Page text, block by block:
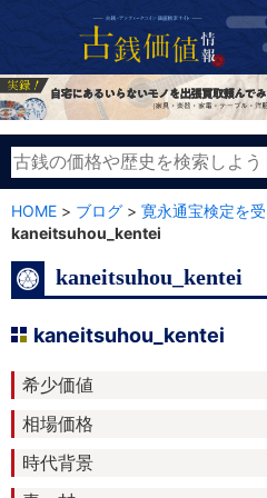
HOME > ブログ > 寛永通宝検定を
kaneitsuhou_kentei
kaneitsuhou_kentei
kaneitsuhou_kentei
希少価値
相場価格
時代背景